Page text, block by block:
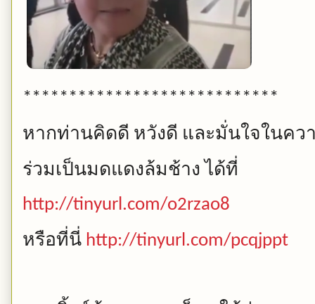
****************************
หากท่านคิดดี หวังดี และมั่นใจในคว
ร่วมเป็นมดแดงล้มช้าง ได้ที่
http://tinyurl.com/o2rzao8
หรือที่นี่ http://tinyurl.com/pcqjppt